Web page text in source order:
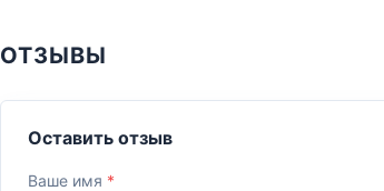
ОТЗЫВЫ
Оставить отзыв
Ваше имя *